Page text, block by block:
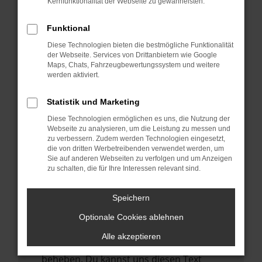
verhindern. Funktioniert die Seite in einem
Fenster?
Starte dein Gerät neu.
Das kann manchmal helfen,
vorübergehende Probleme zu beheben.
Stelle sicher, dass dein Browser und dein
Betriebssystem auf dem neuesten Stand
sind.
Veraltete Software birgt nicht nur ein
Sicherheitsrisiko, sondern kann auch dazu
führen, dass bestimmte Funktionen nicht
Wende dich an den Webseitenbetreiber.
Wenn du alle oben genannten Schritte
versucht hast, kontaktiere uns bitte. Wir
werden versuchen, das Problem zu
beheben. Du kannst uns diesen Text
Funktional
Diese Technologien bieten die bestmögliche Funktionalität
der Webseite. Services von Drittanbietern wie Google
Maps, Chats, Fahrzeugbewertungssystem und weitere
werden aktiviert.
Statistik und Marketing
Diese Technologien ermöglichen es uns, die Nutzung der
Webseite zu analysieren, um die Leistung zu messen und
zu verbessern. Zudem werden Technologien eingesetzt,
die von dritten Werbetreibenden verwendet werden, um
Sie auf anderen Webseiten zu verfolgen und um Anzeigen
zu schalten, die für Ihre Interessen relevant sind.
Speichern
Optionale Cookies ablehnen
Alle akzeptieren